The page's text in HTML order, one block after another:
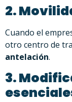
2.
Cuando el
otro centro de
antelación.
3.